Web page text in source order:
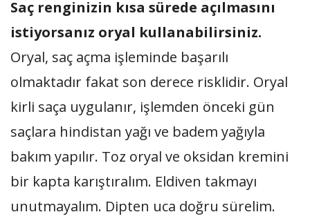
Saç renginizin kısa sürede açılmasını
istiyorsanız oryal kullanabilirsiniz.
Oryal, saç açma işleminde başarılı
olmaktadır fakat son derece risklidir. Oryal
kirli saça uygulanır, işlemden önceki gün
saçlara hindistan yağı ve badem yağıyla
bakım yapılır. Toz oryal ve oksidan kremini
bir kapta karıştıralım. Eldiven takmayı
unutmayalım. Dipten uca doğru sürelim.